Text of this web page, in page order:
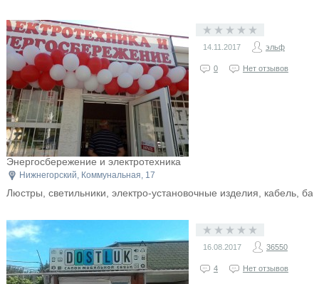
Энергосбережение и электротехника
Нижнегорский, Коммунальная, 17
Люстры, светильники, электро-установочные изделия, кабель,
14.11.2017 эльф
0 Нет отзывов
16.08.2017 36550
4 Нет отзывов